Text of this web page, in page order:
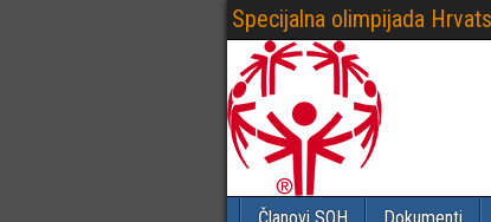
Specijalna olimpijada